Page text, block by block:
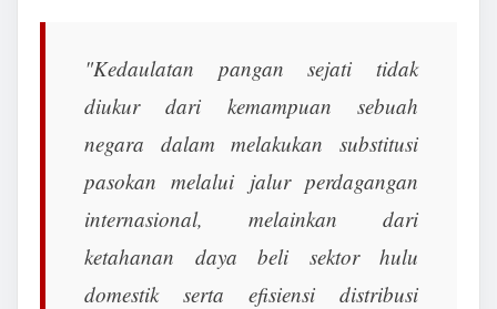
"Kedaulatan pangan sejati tidak
diukur dari kemampuan sebuah
negara dalam melakukan substitusi
pasokan melalui jalur perdagangan
internasional, melainkan dari
ketahanan daya beli sektor hulu
domestik serta efisiensi distribusi